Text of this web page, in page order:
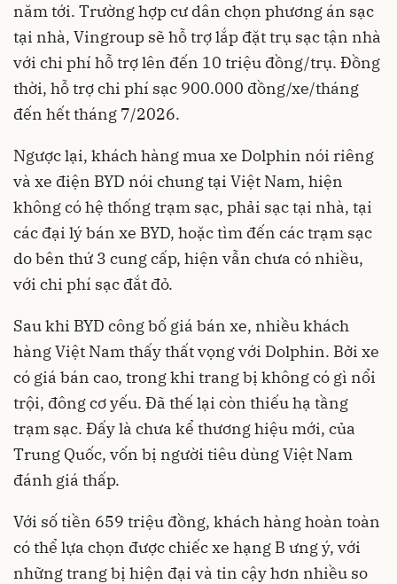
năm tới. Trường hợp cư dân chọn phương án sạc
tại nhà, Vingroup sẽ hỗ trợ lắp đặt trụ sạc tận nhà
với chi phí hỗ trợ lên đến 10 triệu đồng/trụ. Đồng
thời, hỗ trợ chi phí sạc 900.000 đồng/xe/tháng
đến hết tháng 7/2026.
Ngược lại, khách hàng mua xe Dolphin nói riêng
và xe điện BYD nói chung tại Việt Nam, hiện
không có hệ thốngtrạm sạc, phải sạc tại nhà, tại
các đại lý bán xe BYD, hoặc tìm đến các trạm sạc
do bên thứ 3 cung cấp, hiện vẫn chưa có nhiều,
với chi phí sạc đắt đỏ.
Sau khi BYD công bố giá bán xe, nhiều khách
hàng Việt Nam thấy thất vọng với Dolphin. Bởi xe
có giá bán cao, trong khi trang bị không có gì nổi
trội, đông cơ yếu. Đã thế lại còn thiếu hạ tầng
trạm sạc. Đấy là chưa kể thương hiệu mới, của
Trung Quốc, vốn bị người tiêu dùng Việt Nam
đánh giá thấp.
Với số tiền 659 triệu đồng, khách hàng hoàn toàn
có thể lựa chọn được chiếc xe hạng B ưng ý, với
những trang bị hiện đại và tin cậy hơn nhiều so